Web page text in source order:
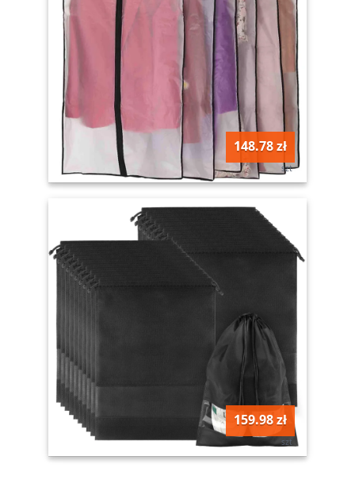
148.78 zł
szt
159.98 zł
szt